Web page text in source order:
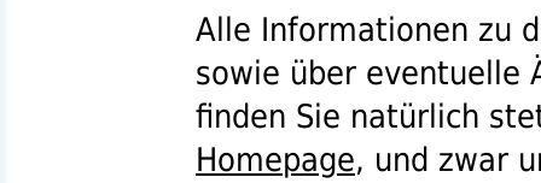
Alle Informationen zu
sowie über eventuelle
finden Sie natürlich
Homepage, und zwar